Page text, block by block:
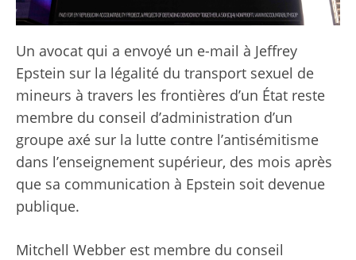
Un avocat qui a envoyé un e-mail à Jeffrey
Epstein sur la légalité du transport sexuel de
mineurs à travers les frontières d’un État reste
membre du conseil d’administration d’un
groupe axé sur la lutte contre l’antisémitisme
dans l’enseignement supérieur, des mois après
que sa communication à Epstein soit devenue
publique.
Mitchell Webber est membre du conseil